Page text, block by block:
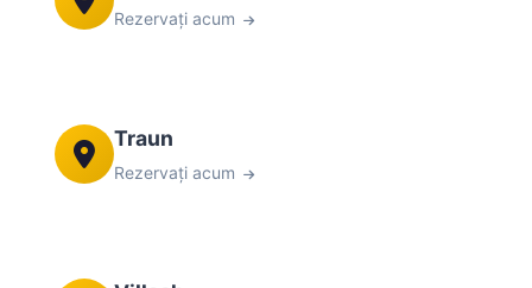
Rezervați acum
Traun
Rezervați acum